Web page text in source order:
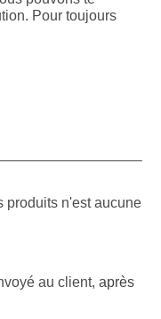
Pour toujours
produits n'est aucune
au client, après